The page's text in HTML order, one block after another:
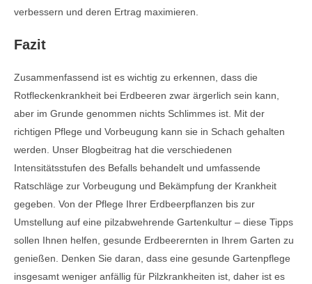
verbessern und deren Ertrag maximieren.
Fazit
Zusammenfassend ist es wichtig zu erkennen, dass die
Rotfleckenkrankheit bei Erdbeeren zwar ärgerlich sein kann,
aber im Grunde genommen nichts Schlimmes ist. Mit der
richtigen Pflege und Vorbeugung kann sie in Schach gehalten
werden. Unser Blogbeitrag hat die verschiedenen
Intensitätsstufen des Befalls behandelt und umfassende
Ratschläge zur Vorbeugung und Bekämpfung der Krankheit
gegeben. Von der Pflege Ihrer Erdbeerpflanzen bis zur
Umstellung auf eine pilzabwehrende Gartenkultur – diese Tipps
sollen Ihnen helfen, gesunde Erdbeerernten in Ihrem Garten zu
genießen. Denken Sie daran, dass eine gesunde Gartenpflege
insgesamt weniger anfällig für Pilzkrankheiten ist, daher ist es